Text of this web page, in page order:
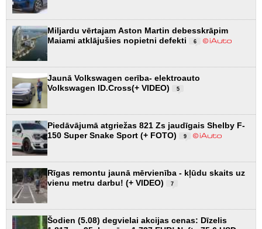
Miljardu vērtajam Aston Martin debesskrāpim
Maiami atklājušies nopietni defekti
6
Jaunā Volkswagen cerība- elektroauto
Volkswagen ID.Cross(+ VIDEO)
5
Piedāvājumā atgriežas 821 Zs jaudīgais Shelby F-
150 Super Snake Sport (+ FOTO)
9
Rīgas remontu jaunā mērvienība - kļūdu skaits uz
vienu metru darbu! (+ VIDEO)
7
Šodien (5.08) degvielai akcijas cenas: Dīzelis